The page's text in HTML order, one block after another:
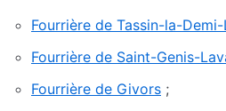
Fourrière de Tassin-la-Demi-
Fourrière de Saint-Genis-
Fourrière de Givors ;